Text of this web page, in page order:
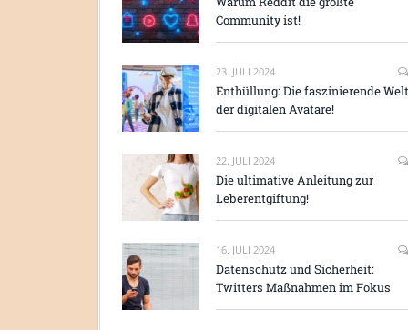
Community ist!
23. JULI 2024
Enthüllung: Die faszinierende Welt
der digitalen Avatare!
22. JULI 2024
Die ultimative Anleitung zur
Leberentgiftung!
16. JULI 2024
Datenschutz und Sicherheit:
Twitters Maßnahmen im Fokus